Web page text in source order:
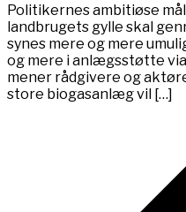
Politikernes ambitiøse
landbrugets gylle skal
synes mere og mere
og mere i anlægsstøtte
mener rådgivere og
store biogasanlæg vil […]